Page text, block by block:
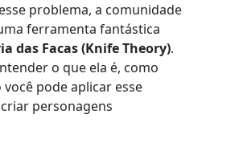
problema, a comunidade
ferramenta fantástica
das Facas (Knife Theory).
o que ela é, como
pode aplicar esse
personagens